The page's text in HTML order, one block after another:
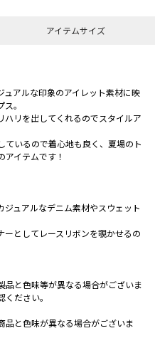
アイテムサイズ
ュアルな印象のアイレット素材に映
。
ハリを出してくれるのでスタイルア
いるので着心地も良く、夏場のト
イテムです！
ュアルなデニム素材やスウェット
としてレースリボンを覗かせるの
と色味等が異なる場合がございま
ださい。
と色味が異なる場合がございま